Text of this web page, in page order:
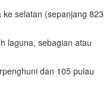
selatan (sepanjang 823
laguna, sebagian atau
dan 105 pulau